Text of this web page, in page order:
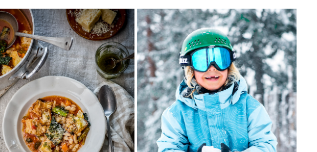
LANTLIV
2025
ALLT OM MAT
2025